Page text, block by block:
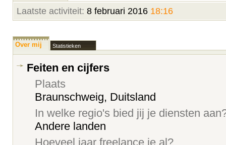
Laatste activiteit: 8 februari 2016 18:16
Over mij Statistieken
Feiten en cijfers
Plaats
Braunschweig, Duitsland
In welke regio's bied jij je diensten
Andere landen
Hoeveel jaar freelance je al?